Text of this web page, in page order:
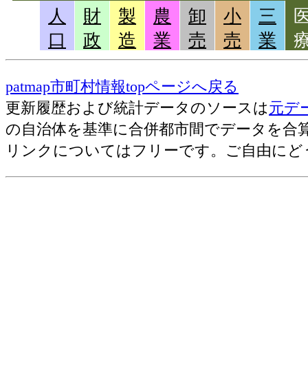
医療(2008)=薬剤師数[人]
医療(2008)=一万人あたりの薬剤師数
医療(2007)=一般病院数[施設]
医療(2007)=一般診療所数[施設]
医療(2006)=医師数[人]
医療(2006)=一万人あたりの医師数[
医療(2006)=歯科医師数[人]
医療(2006)=一万人あたりの歯科医師
人
口
財
政
製
造
農
業
卸
売
小
売
三
業
patmap市町村情報topページへ戻る
更新履歴および統計データのソースは元デ
の自治体を基準に合併都市間でデータを合
リンクについてはフリーです。ご自由にど